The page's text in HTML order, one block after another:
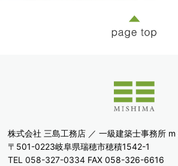
株式会社 三島工務店 ／ 一級建築士事務所
〒501-0223岐阜県瑞穂市穂積1542-1
TEL 058-327-0334 FAX 058-326-6616